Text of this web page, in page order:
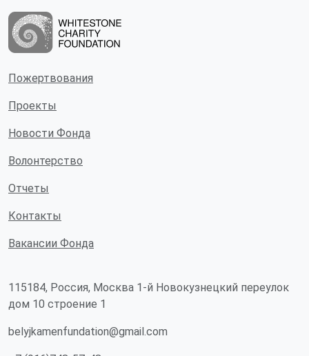
Пожертвования
Проекты
Новости Фонда
Волонтерство
Отчеты
Контакты
Вакансии Фонда
115184, Россия, Москва 1-й Новокузнецкий переулок
дом 10 строение 1
belyjkamenfundation@gmail.com